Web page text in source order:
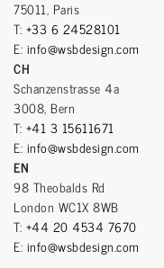
75011, Paris
T: +33 6 24528101
E: info@wsbdesign.com
CH
Schanzenstrasse 4a
3008, Bern
T: +41 3 15611671
E: info@wsbdesign.com
EN
98 Theobalds Rd
London WC1X 8WB
T: +44 20 4534 7670
E: info@wsbdesign.com